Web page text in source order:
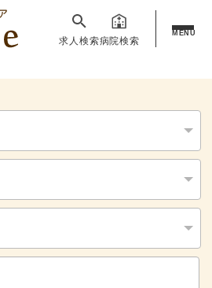
求人検索病院検索
MENU